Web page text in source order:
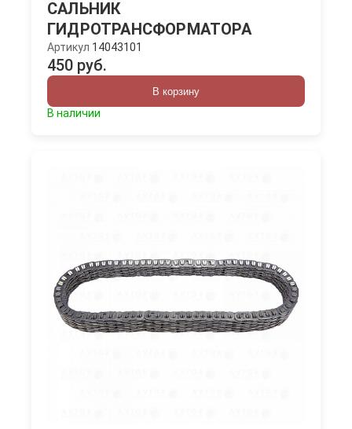
САЛЬНИК
ГИДРОТРАНСФОРМАТОРА
Артикул 14043101
450 руб.
В корзину
В наличии